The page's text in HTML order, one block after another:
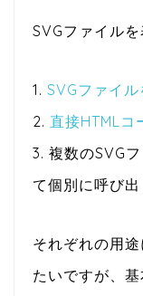
SVGファイル
1. SVGファイ
2. 直接HTMLコ
3. 複数のSVG
て個別に呼び
それぞれの用
たいですが、